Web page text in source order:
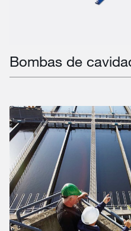
Bombas de